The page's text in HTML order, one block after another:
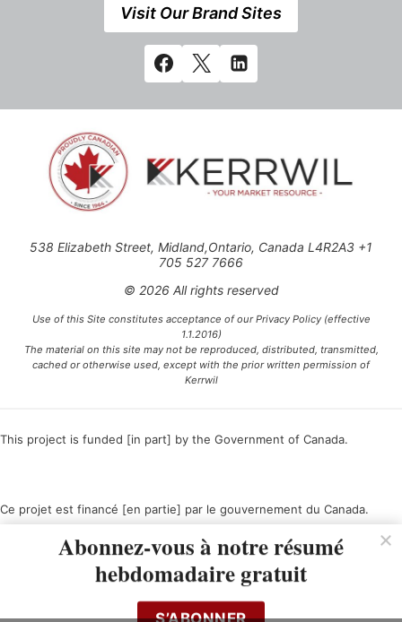
Visit Our Brand Sites
538 Elizabeth Street, Midland,Ontario, Canada L4R2A3 +1
705 527 7666
© 2026 All rights reserved
Use of this Site constitutes acceptance of our Privacy Policy (effective
1.1.2016)
The material on this site may not be reproduced, distributed, transmitted,
cached or otherwise used, except with the prior written permission of
Kerrwil
This project is funded [in part] by the Government of Canada.
Ce projet est financé [en partie] par le gouvernement du Canada.
Abonnez-vous à notre résumé
hebdomadaire gratuit
S’ABONNER